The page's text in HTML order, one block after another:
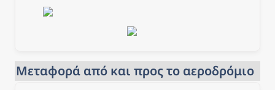
Μεταφορά από και προς το αεροδρόμιο